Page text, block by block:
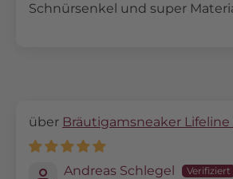
Schnürsenkel und super
Bräutigamsneaker Lifeline
Andreas Schlegel